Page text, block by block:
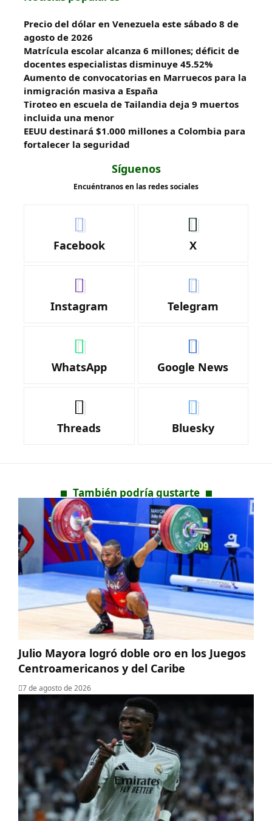
Precio del dólar en Venezuela este sábado 8 de
agosto de 2026
Matrícula escolar alcanza 6 millones; déficit de
docentes especialistas disminuye 45.52%
Aumento de convocatorias en Marruecos para la
inmigración masiva a España
Tiroteo en escuela de Tailandia deja 9 muertos
incluida una menor
EEUU destinará $1.000 millones a Colombia para
fortalecer la seguridad
Síguenos
Encuéntranos en las redes sociales
Facebook X
Instagram Telegram
WhatsApp Google News
Threads Bluesky
También podría gustarte
Julio Mayora logró doble oro en los Juegos
Centroamericanos y del Caribe
7 de agosto de 2026